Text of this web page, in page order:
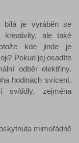
bílá je vyráběn se
ale také
kde jinde je
Pokud jej osadíte
odběr elektřiny.
hodinách svícení.
svítidly, zejména
mimořádně